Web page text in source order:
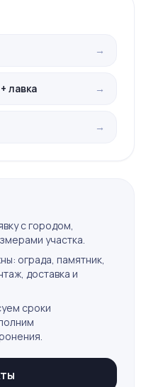
→
лавка →
→
с городом,
участка.
ограда, памятник,
доставка и
сроки